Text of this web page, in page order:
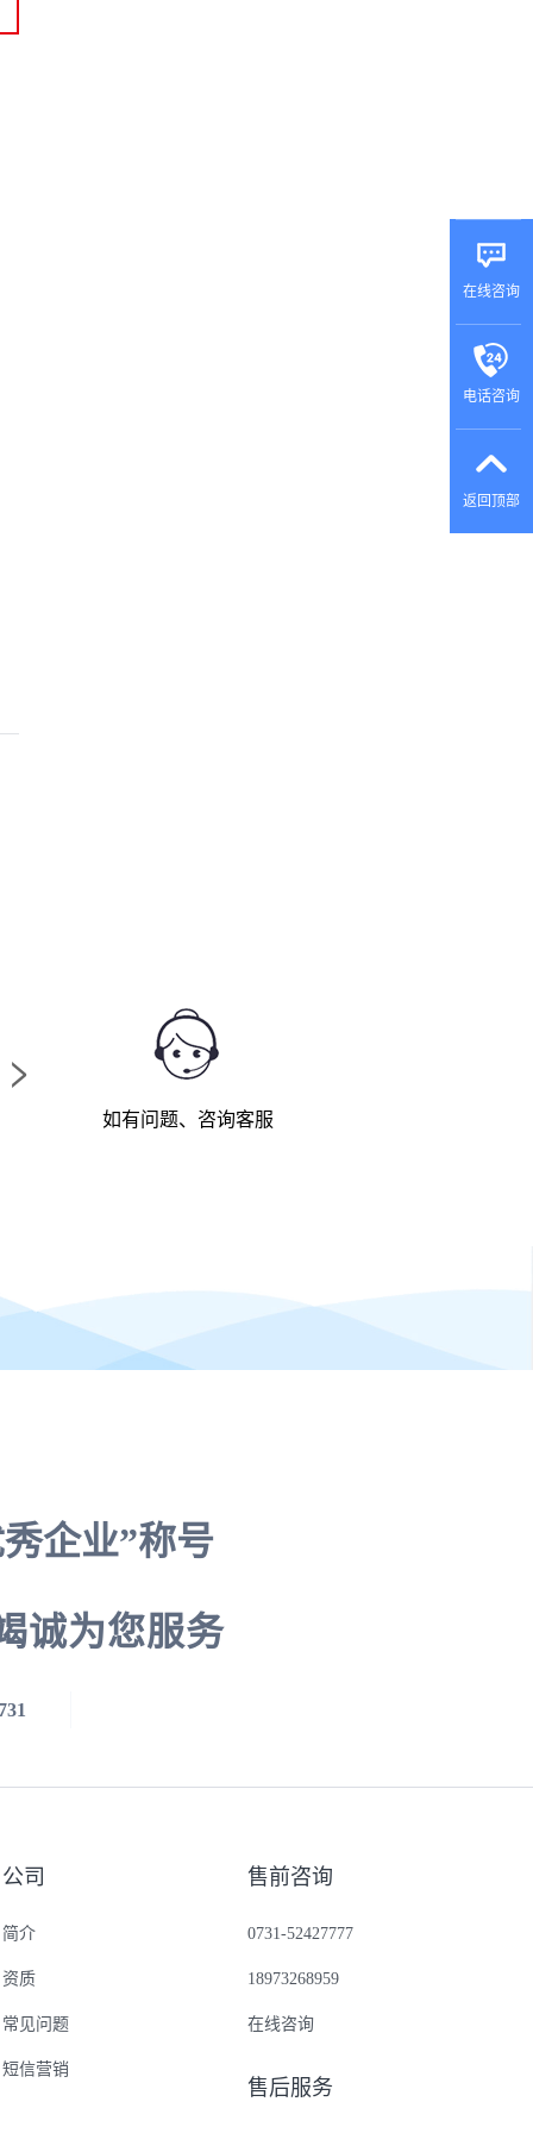
>
如有问题、咨询客服
企业”称号
诚为您服务
公司
简介
资质
常见问题
短信营销
售前咨询
0731-52427777
18973268959
在线咨询
售后服务
在线咨询
电话咨询
返回顶部